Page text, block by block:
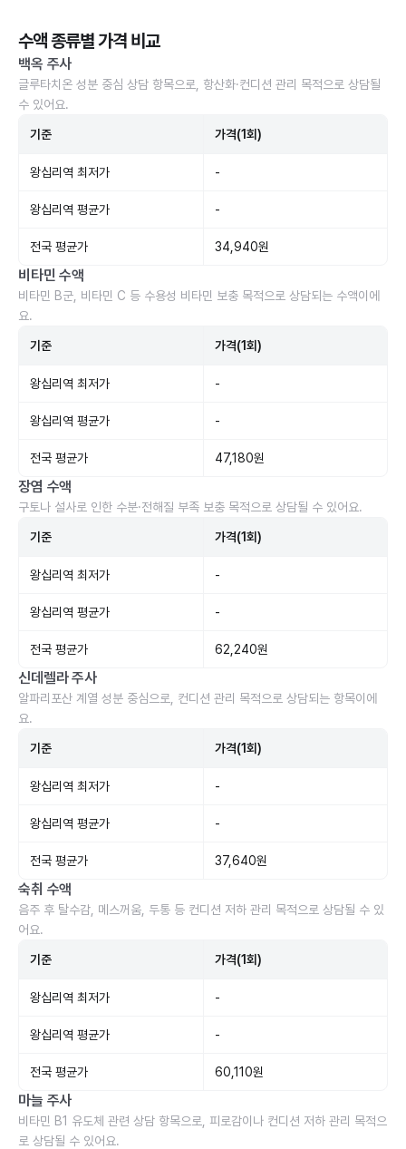
수액 종류별 가격 비교
백옥 주사
글루타치온 성분 중심 상담 항목으로, 항산화·컨디션 관리 목적으로 상담될
수 있어요.
기준 가격(1회)
왕십리역 최저가 -
왕십리역 평균가 -
전국 평균가 34,940원
비타민 수액
비타민 B군, 비타민 C 등 수용성 비타민 보충 목적으로 상담되는 수액이에
요.
기준 가격(1회)
왕십리역 최저가 -
왕십리역 평균가 -
전국 평균가 47,180원
장염 수액
구토나 설사로 인한 수분·전해질 부족 보충 목적으로 상담될 수 있어요.
기준 가격(1회)
왕십리역 최저가 -
왕십리역 평균가 -
전국 평균가 62,240원
신데렐라 주사
알파리포산 계열 성분 중심으로, 컨디션 관리 목적으로 상담되는 항목이에
요.
기준 가격(1회)
왕십리역 최저가 -
왕십리역 평균가 -
전국 평균가 37,640원
숙취 수액
음주 후 탈수감, 메스꺼움, 두통 등 컨디션 저하 관리 목적으로 상담될 수 있
어요.
기준 가격(1회)
왕십리역 최저가 -
왕십리역 평균가 -
전국 평균가 60,110원
마늘 주사
비타민 B1 유도체 관련 상담 항목으로, 피로감이나 컨디션 저하 관리 목적으
로 상담될 수 있어요.